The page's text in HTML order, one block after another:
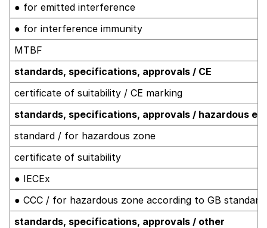
● for emitted interference
● for interference immunity
MTBF
standards, specifications, approvals / CE
certificate of suitability / CE marking
standards, specifications, approvals / hazardous
standard / for hazardous zone
certificate of suitability
● IECEx
● CCC / for hazardous zone according to GB standard
standards, specifications, approvals / other